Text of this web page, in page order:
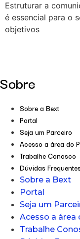
Estruturar a
é essencial para o
objetivos
Sobre
Sobre a Bext
Portal
Seja um Parceiro
Acesso a área do
Trabalhe Conosco
Dúvidas Frequentes
Sobre a Bext
Portal
Seja um
Acesso a área
Trabalhe